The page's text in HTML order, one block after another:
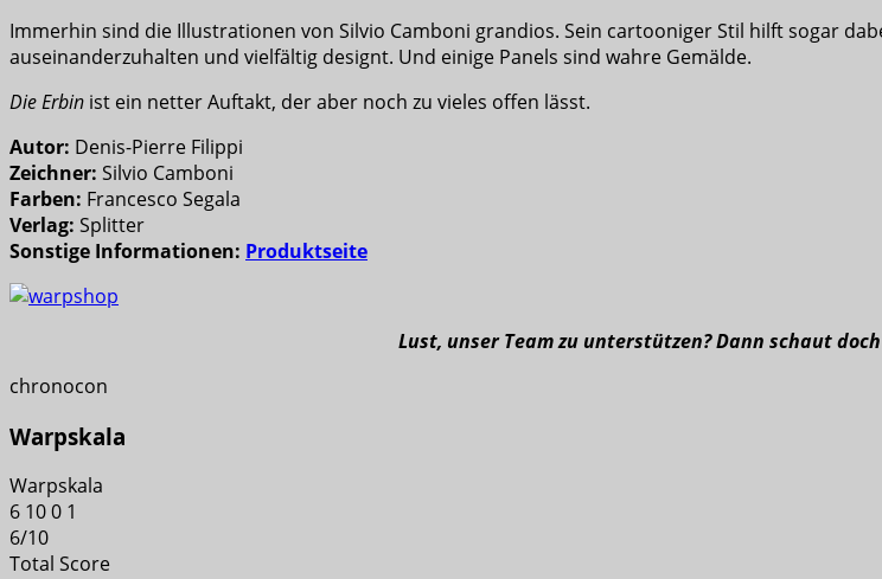
Immerhin sind die Illustrationen von Silvio Camboni grandios. Sein cartooniger Stil hilft sogar
auseinanderzuhalten und vielfältig designt. Und einige Panels sind wahre Gemälde.
Die Erbin ist ein netter Auftakt, der aber noch zu vieles offen lässt.
Autor: Denis-Pierre Filippi
Zeichner: Silvio Camboni
Farben: Francesco Segala
Verlag: Splitter
Sonstige Informationen: Produktseite
Lust, unser Team zu unterstützen? Dann schaut
chronocon
Warpskala
Warpskala
6 100 1
6/10
Total Score